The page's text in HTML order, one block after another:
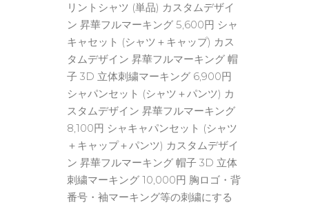
リントシャツ (単品) カスタムデザイ
ン 昇華フルマーキング 5,600円 シャ
キャセット (シャツ＋キャップ) カス
タムデザイン 昇華フルマーキング 帽
子 3D 立体刺繍マーキング 6,900円
シャパンセット (シャツ＋パンツ) カ
スタムデザイン 昇華フルマーキング
8,100円 シャキャパンセット (シャツ
＋キャップ＋パンツ) カスタムデザイ
ン 昇華フルマーキング 帽子 3D 立体
刺繍マーキング 10,000円 胸ロゴ・背
番号・袖マーキング等の刺繍にする